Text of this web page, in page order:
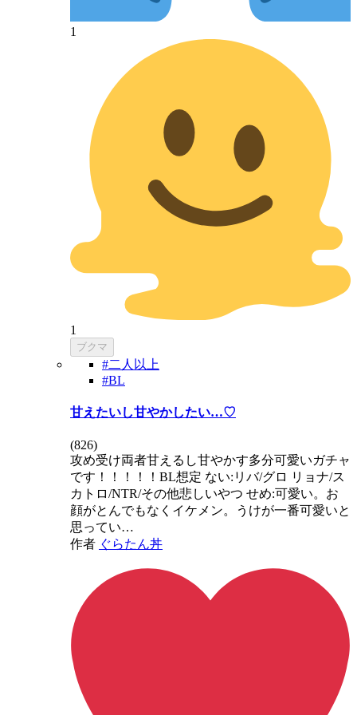
1
1
ブクマ
#二人以上
#BL
甘えたいし甘やかしたい…♡
(826)
攻め受け両者甘えるし甘やかす多分可愛いガチャ
です！！！！！BL想定 ない:リバ/グロ リョナ/ス
カトロ/NTR/その他悲しいやつ せめ:可愛い。お
顔がとんでもなくイケメン。うけが一番可愛いと
思ってい…
作者 ぐらたん丼